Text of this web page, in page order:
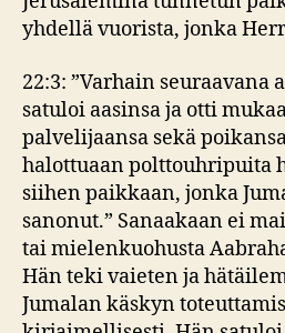
yhdellä vuorista, jonka
22:3: ”Varhain seuraavana
satuloi aasinsa ja otti
palvelijaansa sekä
halottuaan polttouhripuita
siihen paikkaan, jonka
sanonut.” Sanaakaan ei
tai mielenkuohusta
Hän teki vaieten ja
Jumalan käskyn